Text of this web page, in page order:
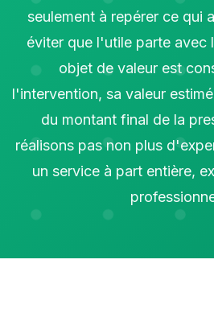
seulement à repérer ce qui
éviter que l'utile parte avec
objet de valeur est
l'intervention, sa valeur
du montant final de la
réalisons pas non plus
un service à part entière,